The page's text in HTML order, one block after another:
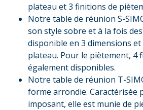
plateau et 3 finitions de
Notre table de réunion S-
son style sobre et à la fois
disponible en 3 dimensions
plateau. Pour le piètement, 4
également disponibles.
Notre table de réunion T-
forme arrondie. Caractérisée
imposant, elle est munie de